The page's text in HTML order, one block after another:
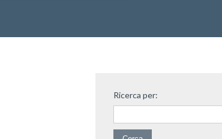
Ricerca per: